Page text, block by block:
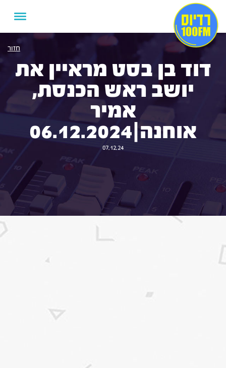
חזור
דוד בן בסט מראיין את
יושב ראש הכנסת,
אמיר
אוחנה|06.12.2024
07.12.24